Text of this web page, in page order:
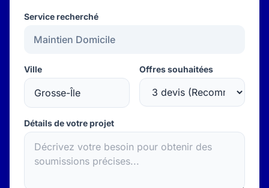
Service recherché
Ville Offres souhaitées
Détails de votre projet